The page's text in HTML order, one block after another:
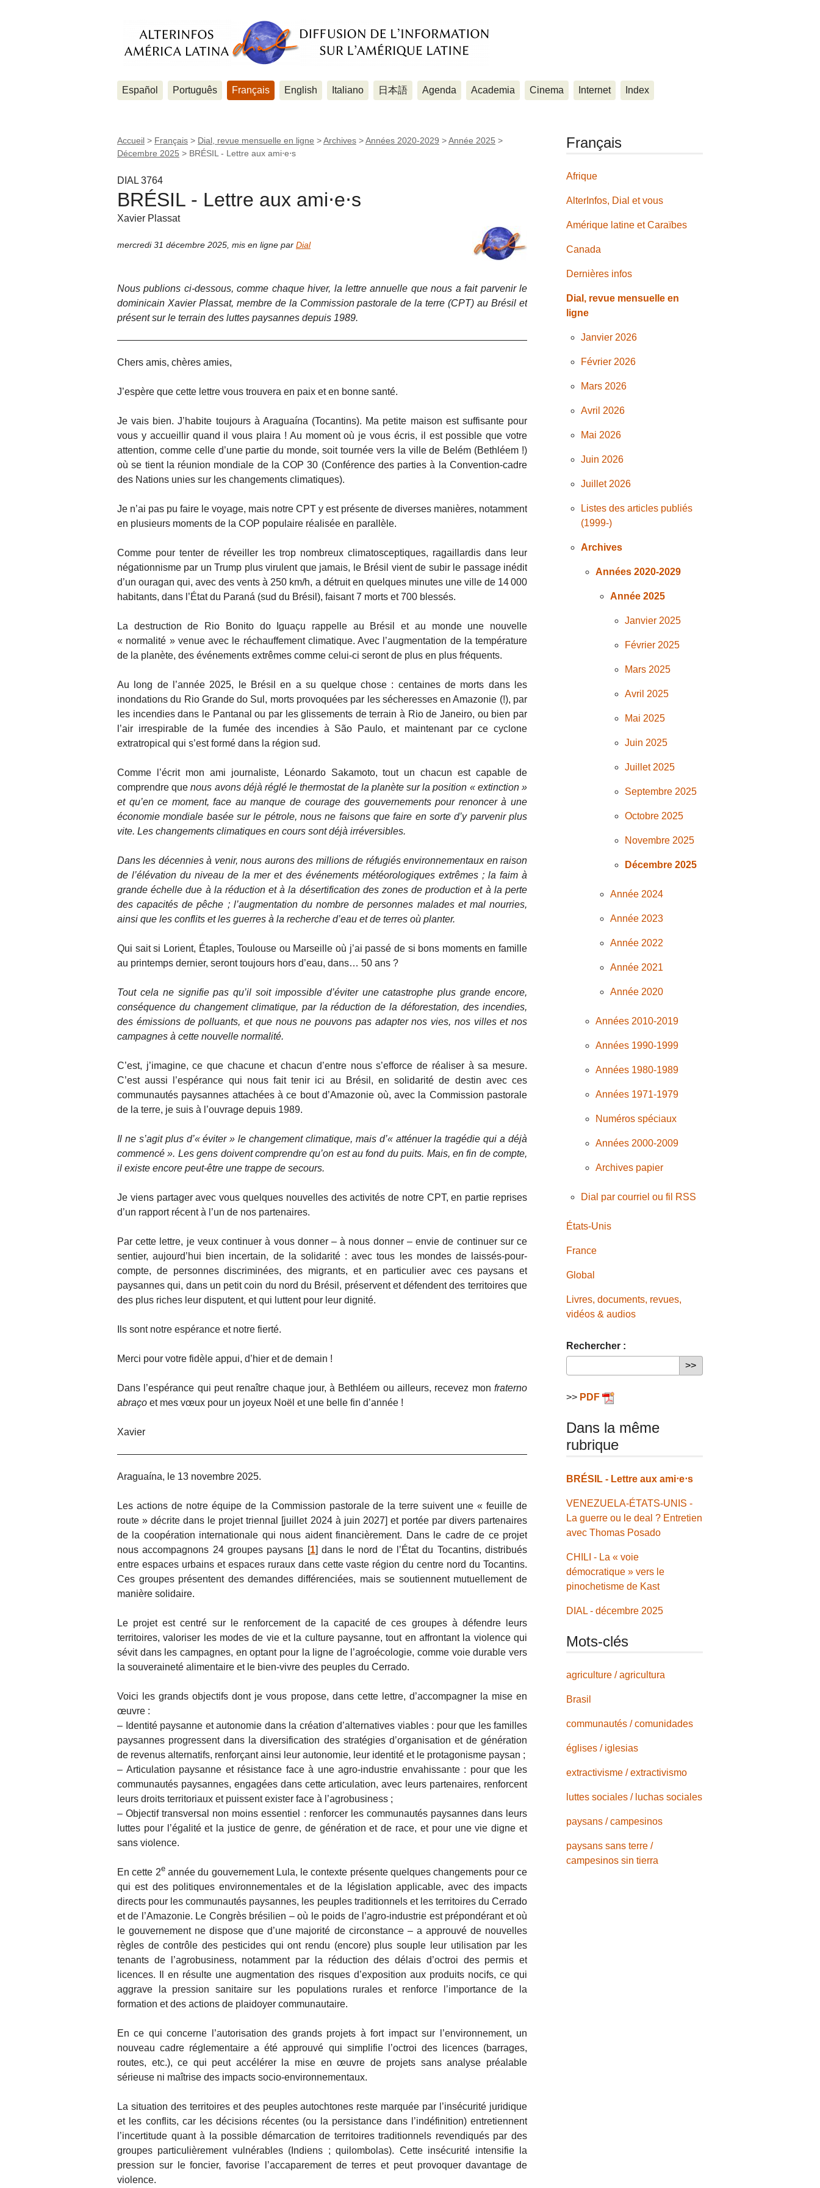
Español Português Français English Italiano 日本語 Agenda Academia Cinema Internet Index
Accueil > Français > Dial, revue mensuelle en ligne >Archives >Années 2020-2029 >Année 2025 >
Décembre 2025 > BRÉSIL - Lettre aux ami⋅e⋅s
DIAL 3764
BRÉSIL - Lettre aux ami⋅e⋅s
Xavier Plassat
mercredi 31 décembre 2025 mis en ligne par Dial
Nous publions ci-dessous, comme chaque hiver, la lettre annuelle que nous a fait parvenir le
dominicain Xavier Plassat, membre de la Commission pastorale de la terre (CPT) au Brésil et
présent sur le terrain des luttes paysannes depuis 1989.
Chers amis, chères amies,
J’espère que cette lettre vous trouvera en paix et en bonne santé.
Je vais bien. J’habite toujours à Araguaína (Tocantins). Ma petite maison est suffisante pour
vous y accueillir quand il vous plaira ! Au moment où je vous écris, il est possible que votre
attention, comme celle d’une partie du monde, soit tournée vers la ville de Belém (Bethléem !)
où se tient la réunion mondiale de la COP 30 (Conférence des parties à la Convention-cadre
des Nations unies sur les changements climatiques).
Je n’ai pas pu faire le voyage, mais notre CPT y est présente de diverses manières, notamment
en plusieurs moments de la COP populaire réalisée en parallèle.
Comme pour tenter de réveiller les trop nombreux climatosceptiques, ragaillardis dans leur
négationnisme par un Trump plus virulent que jamais, le Brésil vient de subir le passage inédit
d’un ouragan qui, avec des vents à 250 km/h, a détruit en quelques minutes une ville de 14 000
habitants, dans l’État du Paraná (sud du Brésil), faisant 7 morts et 700 blessés.
La destruction de Rio Bonito do Iguaçu rappelle au Brésil et au monde une nouvelle
« normalité » venue avec le réchauffement climatique. Avec l’augmentation de la température
de la planète, des événements extrêmes comme celui-ci seront de plus en plus fréquents.
Au long de l’année 2025, le Brésil en a su quelque chose : centaines de morts dans les
inondations du Rio Grande do Sul, morts provoquées par les sécheresses en Amazonie (!), par
les incendies dans le Pantanal ou par les glissements de terrain à Rio de Janeiro, ou bien par
l’air irrespirable de la fumée des incendies à São Paulo, et maintenant par ce cyclone
extratropical qui s’est formé dans la région sud.
Comme l’écrit mon ami journaliste, Léonardo Sakamoto, tout un chacun est capable de
comprendre quenous avons déjà réglé le thermostat de la planète sur la position « extinction »
et qu’en ce moment, face au manque de courage des gouvernements pour renoncer à une
économie mondiale basée sur le pétrole, nous ne faisons que faire en sorte d’y parvenir plus
vite. Les changements climatiques en cours sont déjà irréversibles.
Dans les décennies à venir, nous aurons des millions de réfugiés environnementaux en raison
de l’élévation du niveau de la mer et des événements météorologiques extrêmes ; la faim à
grande échelle due à la réduction et à la désertification des zones de production et à la perte
des capacités de pêche ; l’augmentation du nombre de personnes malades et mal nourries,
ainsi que les conflits et les guerres à la recherche d’eau et de terres où planter.
Qui sait si Lorient, Étaples, Toulouse ou Marseille où j’ai passé de si bons moments en famille
au printemps dernier, seront toujours hors d’eau, dans… 50 ans ?
Tout cela ne signifie pas qu’il soit impossible d’éviter une catastrophe plus grande encore,
conséquence du changement climatique, par la réduction de la déforestation, des incendies,
des émissions de polluants, et que nous ne pouvons pas adapter nos vies, nos villes et nos
campagnes à cette nouvelle normalité.
C’est, j’imagine, ce que chacune et chacun d’entre nous s’efforce de réaliser à sa mesure.
C’est aussi l’espérance qui nous fait tenir ici au Brésil, en solidarité de destin avec ces
communautés paysannes attachées à ce bout d’Amazonie où, avec la Commission pastorale
de la terre, je suis à l’ouvrage depuis 1989.
Il ne s’agit plus d’« éviter » le changement climatique, mais d’« atténuer la tragédie qui a déjà
commencé ». Les gens doivent comprendre qu’on est au fond du puits. Mais, en fin de compte,
il existe encore peut-être une trappe de secours.
Je viens partager avec vous quelques nouvelles des activités de notre CPT, en partie reprises
d’un rapport récent à l’un de nos partenaires.
Par cette lettre, je veux continuer à vous donner – à nous donner – envie de continuer sur ce
sentier, aujourd’hui bien incertain, de la solidarité : avec tous les mondes de laissés-pour-
compte, de personnes discriminées, des migrants, et en particulier avec ces paysans et
paysannes qui, dans un petit coin du nord du Brésil, préservent et défendent des territoires que
des plus riches leur disputent, et qui luttent pour leur dignité.
Ils sont notre espérance et notre fierté.
Merci pour votre fidèle appui, d’hier et de demain !
Dans l’espérance qui peut renaître chaque jour, à Bethléem ou ailleurs, recevez mon fraterno
abraço et mes vœux pour un joyeux Noël et une belle fin d’année !
Xavier
Araguaína, le 13 novembre 2025.
Les actions de notre équipe de la Commission pastorale de la terre suivent une « feuille de
route » décrite dans le projet triennal [juillet 2024 à juin 2027] et portée par divers partenaires
de la coopération internationale qui nous aident financièrement. Dans le cadre de ce projet
nous accompagnons 24 groupes paysans [1] dans le nord de l’État du Tocantins, distribués
entre espaces urbains et espaces ruraux dans cette vaste région du centre nord du Tocantins.
Ces groupes présentent des demandes différenciées, mais se soutiennent mutuellement de
manière solidaire.
Le projet est centré sur le renforcement de la capacité de ces groupes à défendre leurs
territoires, valoriser les modes de vie et la culture paysanne, tout en affrontant la violence qui
sévit dans les campagnes, en optant pour la ligne de l’agroécologie, comme voie durable vers
la souveraineté alimentaire et le bien-vivre des peuples du Cerrado.
Voici les grands objectifs dont je vous propose, dans cette lettre, d’accompagner la mise en
œuvre :
– Identité paysanne et autonomie dans la création d’alternatives viables : pour que les familles
paysannes progressent dans la diversification des stratégies d’organisation et de génération
de revenus alternatifs, renforçant ainsi leur autonomie, leur identité et le protagonisme paysan ;
– Articulation paysanne et résistance face à une agro-industrie envahissante : pour que les
communautés paysannes, engagées dans cette articulation, avec leurs partenaires, renforcent
leurs droits territoriaux et puissent exister face à l’agrobusiness ;
– Objectif transversal non moins essentiel : renforcer les communautés paysannes dans leurs
luttes pour l’égalité et la justice de genre, de génération et de race, et pour une vie digne et
sans violence.
En cette 2eannée du gouvernement Lula, le contexte présente quelques changements pour ce
qui est des politiques environnementales et de la législation applicable, avec des impacts
directs pour les communautés paysannes, les peuples traditionnels et les territoires du Cerrado
et de l’Amazonie. Le Congrès brésilien – où le poids de l’agro-industrie est prépondérant et où
le gouvernement ne dispose que d’une majorité de circonstance – a approuvé de nouvelles
règles de contrôle des pesticides qui ont rendu (encore) plus souple leur utilisation par les
tenants de l’agrobusiness, notamment par la réduction des délais d’octroi des permis et
licences. Il en résulte une augmentation des risques d’exposition aux produits nocifs, ce qui
aggrave la pression sanitaire sur les populations rurales et renforce l’importance de la
formation et des actions de plaidoyer communautaire.
En ce qui concerne l’autorisation des grands projets à fort impact sur l’environnement, un
nouveau cadre réglementaire a été approuvé qui simplifie l’octroi des licences (barrages,
routes, etc.), ce qui peut accélérer la mise en œuvre de projets sans analyse préalable
sérieuse ni maîtrise des impacts socio-environnementaux.
La situation des territoires et des peuples autochtones reste marquée par l’insécurité juridique
et les conflits, car les décisions récentes (ou la persistance dans l’indéfinition) entretiennent
l’incertitude quant à la possible démarcation de territoires traditionnels revendiqués par des
groupes particulièrement vulnérables (Indiens ; quilombolas). Cette insécurité intensifie la
pression sur le foncier, favorise l’accaparement de terres et peut provoquer davantage de
violence.
Français
Afrique
AlterInfos, Dial et vous
Amérique latine et Caraïbes
Canada
Dernières infos
Dial, revue mensuelle en
ligne
Janvier 2026
Février 2026
Mars 2026
Avril 2026
Mai 2026
Juin 2026
Juillet 2026
Listes des articles publiés
(1999-)
Archives
Années 2020-2029
Année 2025
Janvier 2025
Février 2025
Mars 2025
Avril 2025
Mai 2025
Juin 2025
Juillet 2025
Septembre 2025
Octobre 2025
Novembre 2025
Décembre 2025
Année 2024
Année 2023
Année 2022
Année 2021
Année 2020
Années 2010-2019
Années 1990-1999
Années 1980-1989
Années 1971-1979
Numéros spéciaux
Années 2000-2009
Archives papier
Dial par courriel ou fil RSS
États-Unis
France
Global
Livres, documents, revues,
vidéos & audios
Rechercher :
>> PDF
Dans la même
rubrique
BRÉSIL - Lettre aux ami⋅e⋅s
VENEZUELA-ÉTATS-UNIS -
La guerre ou le deal ? Entretien
avec Thomas Posado
CHILI - La « voie
démocratique » vers le
pinochetisme de Kast
DIAL - décembre 2025
Mots-clés
agriculture / agricultura
Brasil
communautés / comunidades
églises / iglesias
extractivisme / extractivismo
luttes sociales / luchas sociales
paysans / campesinos
paysans sans terre /
campesinos sin tierra